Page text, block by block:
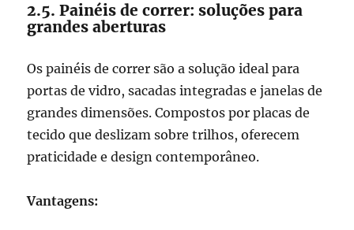
2.5. Painéis de correr: soluções para
grandes aberturas
Os painéis de correr são a solução ideal para
portas de vidro, sacadas integradas e janelas de
grandes dimensões. Compostos por placas de
tecido que deslizam sobre trilhos, oferecem
praticidade e design contemporâneo.
Vantagens: